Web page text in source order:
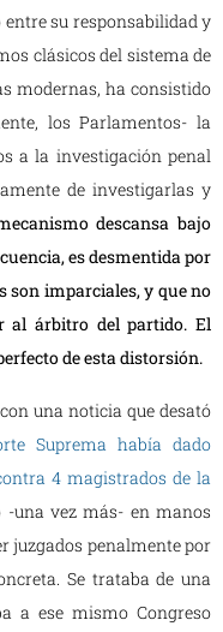
su responsabilidad y
clásicos del sistema de
modernas, ha consistido
los Parlamentos- la
a la investigación penal
de investigarlas y
descansa bajo
es desmentida por
son imparciales, y que no
al árbitro del partido. El
de esta distorsión.
una noticia que desató
Suprema había dado
4 magistrados de la
-una vez más- en manos
juzgados penalmente por
Se trataba de una
a ese mismo Congreso